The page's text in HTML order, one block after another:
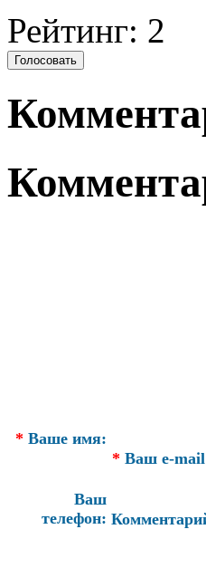
Рейтинг: 2
* Ваше имя:
* Ваш e-
Ваш
телефон: